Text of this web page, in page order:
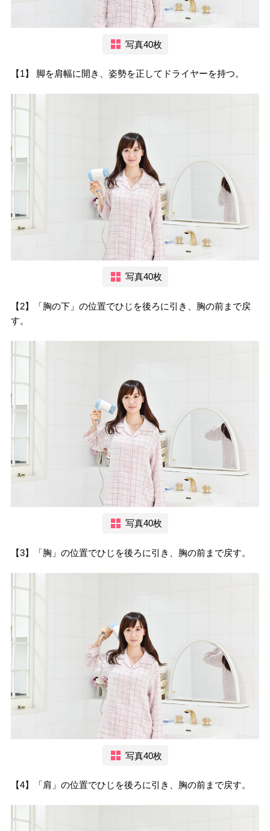
写真40枚
【1】 脚を肩幅に開き、姿勢を正してドライヤーを持つ。
写真40枚
【2】「胸の下」の位置でひじを後ろに引き、胸の前まで戻
す。
写真40枚
【3】「胸」の位置でひじを後ろに引き、胸の前まで戻す。
写真40枚
【4】「肩」の位置でひじを後ろに引き、胸の前まで戻す。